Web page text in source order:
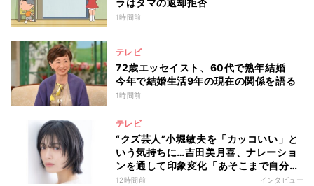
1時間前
テレビ
72歳エッセイスト、60代で熟年結婚
今年で結婚生活9年の現在の関係を語る
1時間前
テレビ
“クズ芸人”小堀敏夫を「カッコいい」と
いう気持ちに…吉田美月喜、ナレーショ
ンを通して印象変化「あそこまで自分に
正直に生きられる人は、なかなかいな
12時間前 インタビュー